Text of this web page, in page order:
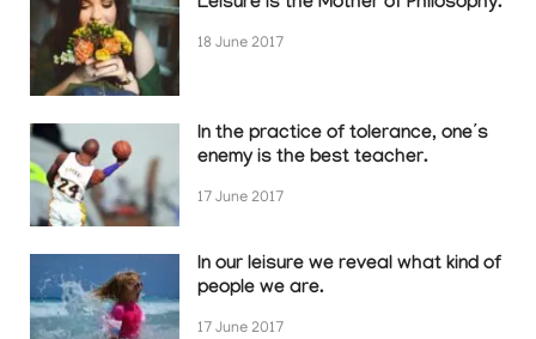
18 June 2017
In the practice of tolerance, one’s
enemy is the best teacher.
17 June 2017
In our leisure we reveal what kind of
people we are.
17 June 2017